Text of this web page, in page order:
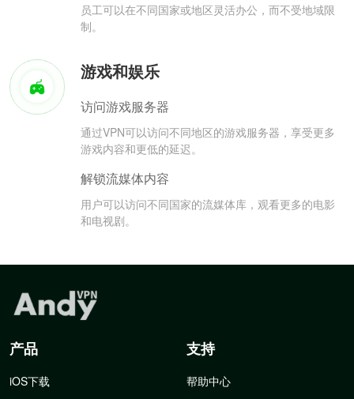
员工可以在不同国家或地区灵活办公，而不受地域限
制。
游戏和娱乐
访问游戏服务器
通过VPN可以访问不同地区的游戏服务器，享受更多
游戏内容和更低的延迟。
解锁流媒体内容
用户可以访问不同国家的流媒体库，观看更多的电影
和电视剧。
产品
iOS下载
支持
帮助中心